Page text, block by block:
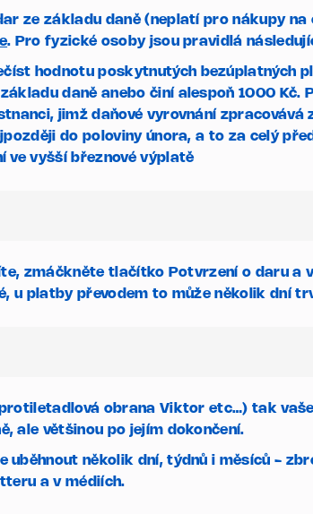
ze základu daně (neplatí pro nákupy na
. Pro fyzické osoby jsou pravidlá
hodnotu poskytnutých bezúplatných
daně anebo činí alespoň 1000 Kč.
jimž daňové vyrovnání
do poloviny února, a to za celý
ve vyšší březnové výplatě
zmáčkněte tlačítko Potvrzení o darua
u platby převodem to může několik dní
obrana Viktor etc…) tak
ale většinou po jejím dokončení.
uběhnout několik dní, týdnů i měsíců -
a v médiích.